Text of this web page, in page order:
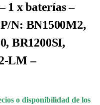
1 x baterías –
N: BN1500M2,
BR1200SI,
LM –
o disponibilidad de los